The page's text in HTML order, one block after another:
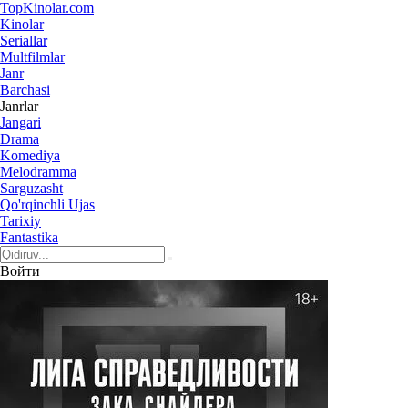
TopKinolar.com
Kinolar
Seriallar
Multfilmlar
Janr
Barchasi
Janrlar
Jangari
Drama
Komediya
Melodramma
Sarguzasht
Qo'rqinchli Ujas
Tarixiy
Fantastika
Войти